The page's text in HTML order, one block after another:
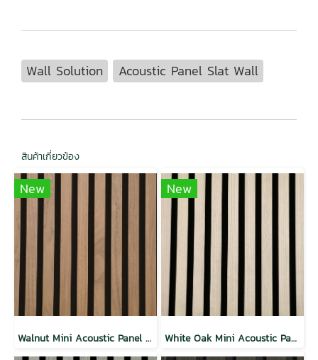
Wall Solution Acoustic Panel Slat Wall
สินค้าเกี่ยวข้อง
New
Walnut Mini Acoustic Panel Slat Wall
New
White Oak Mini Acoustic Panel Slat Wall